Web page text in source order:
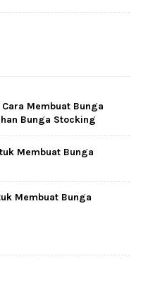
Membuat Bunga
Bunga Stocking
Membuat Bunga
Membuat Bunga